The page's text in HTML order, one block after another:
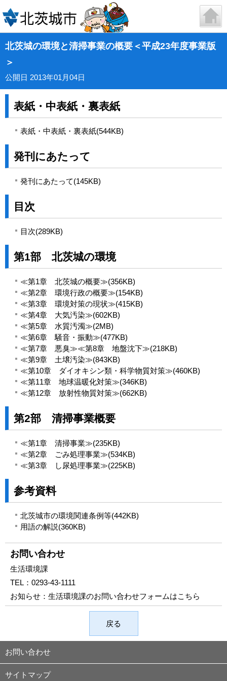
北茨城の環境と清掃事業の概要＜平成23年度事業版
＞
公開日 2013年01月04日
表紙・中表紙・裏表紙
表紙・中表紙・裏表紙(544KB)
発刊にあたって
発刊にあたって(145KB)
目次
目次(289KB)
第1部 北茨城の環境
≪第1章 北茨城の概要≫(356KB)
≪第2章 環境行政の概要≫(154KB)
≪第3章 環境対策の現状≫(415KB)
≪第4章 大気汚染≫(602KB)
≪第5章 水質汚濁≫(2MB)
≪第6章 騒音・振動≫(477KB)
≪第7章 悪臭≫≪第8章 地盤沈下≫(218KB)
≪第9章 土壌汚染≫(843KB)
≪第10章 ダイオキシン類・科学物質対策≫(460KB)
≪第11章 地球温暖化対策≫(346KB)
≪第12章 放射性物質対策≫(662KB)
第2部 清掃事業概要
≪第1章 清掃事業≫(235KB)
≪第2章 ごみ処理事業≫(534KB)
≪第3章 し尿処理事業≫(225KB)
参考資料
北茨城市の環境関連条例等(442KB)
用語の解説(360KB)
お問い合わせ
生活環境課
TEL： 0293-43-1111
お知らせ： 生活環境課のお問い合わせフォームはこちら
戻る
お問い合わせ
サイトマップ